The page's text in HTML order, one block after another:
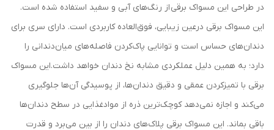
در طراحی این مسواک برقی از رنگ‌های آبی و سفید استفاده شده است.
این مسواک برقی درعین زیبایی، فوق‌العاده کاربردی است. دارای سری برای
دندان‌های حساس است و توانایی پاک‌کردن فاصله‌های میان‌دندانی را
دارد؛ به‌ همین دلیل عملکردی مشابه نخ دندان خواهد داشت.این مسواک
برقی با تمیزکردن عمقی و دقیق دندان‌ها، از پوسیدگی آن‌ها جلوگیری
می‌کند و اجازه نمی‌دهد کوچک‌ترین ذره‌ از موادغذایی در سطح دندان‌ها
باقی بماند. این مسواک برقی پلاک‌های دندان را از بین می‌برد و قدرت